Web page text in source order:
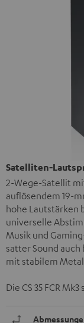
Satelliten-
2-Wege-Satellit
auflösendem 19-
hohe Lautstärken
universelle
Musik und
satter Sound auch
mit stabilem
Die CS 35 FCR